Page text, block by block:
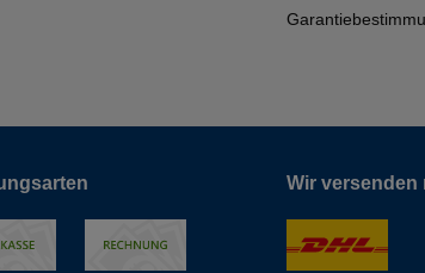
Wir versenden